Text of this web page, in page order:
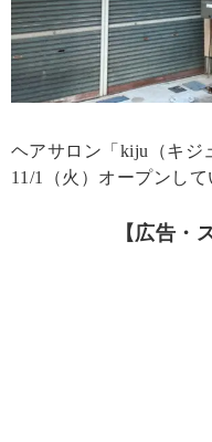
ヘアサロン「kiju（キジ
11/1（火）オープンして
【広告・